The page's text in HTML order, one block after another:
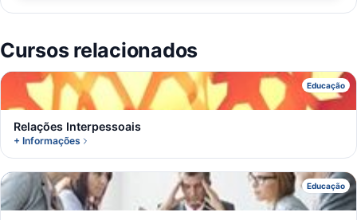
Cursos relacionados
Educação
R
Relações Interpessoais
+ Informações
Educação
A